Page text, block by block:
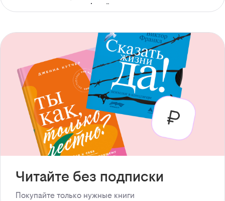
с доступом офлайн
Читайте без подписки
Покупайте только нужные книги